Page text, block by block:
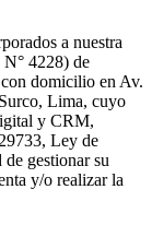
a nuestra
N° 4228) de
domicilio en Av.
Lima, cuyo
y CRM,
Ley de
gestionar su
y/o realizar la